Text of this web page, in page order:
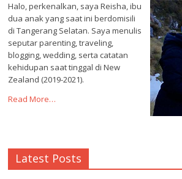
Halo, perkenalkan, saya Reisha, ibu
dua anak yang saat ini berdomisili
di Tangerang Selatan. Saya menulis
seputar parenting, traveling,
blogging, wedding, serta catatan
kehidupan saat tinggal di New
Zealand (2019-2021).
Read More…
Latest Posts